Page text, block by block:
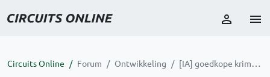
Circuits Online Forum Ontwikkeling [IA] goedkope krimptang